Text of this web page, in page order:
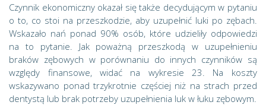
Czynnik ekonomiczny okazał się także decydującym w pytaniu
o to, co stoi na przeszkodzie, aby uzupełnić luki po zębach.
Wskazało nań ponad 90% osób, które udzieliły odpowiedzi
na to pytanie. Jak poważną przeszkodą w uzupełnieniu
braków zębowych w porównaniu do innych czynników są
względy finansowe, widać na wykresie 23. Na koszty
wskazywano ponad trzykrotnie częściej niż na strach przed
dentystą lub brak potrzeby uzupełnienia luk w łuku zębowym.